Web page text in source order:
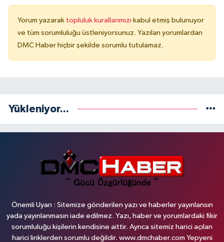
Yorum yazarak topluluk kurallarımızı kabul etmiş bulunuyor
ve tüm sorumluluğu üstleniyorsunuz. Yazılan yorumlardan
DMC Haber hiçbir şekilde sorumlu tutulamaz.
Yükleniyor...
Önemli Uyarı : Sitemize gönderilen yazı ve haberler yayınlansın
yada yayınlanmasın iade edilmez. Yazı, haber ve yorumlardaki fikir
sorumluluğu kişilerin kendisine aittir. Ayrıca sitemiz harici açılan
harici linklerden sorumlu değildir. www.dmchaber.com Yepyeni